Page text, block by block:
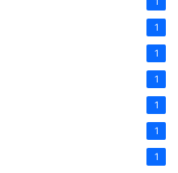
1
1
1
1
1
1